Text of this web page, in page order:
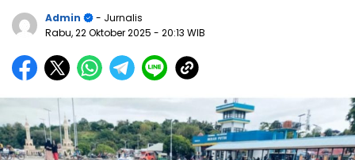
Admin
- Jurnalis
Rabu, 22 Oktober 2025 - 20:13 WIB